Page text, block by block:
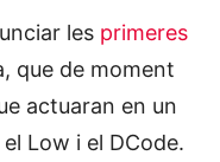
les primeres
que de moment
actuaran en un
Low i el DCode.